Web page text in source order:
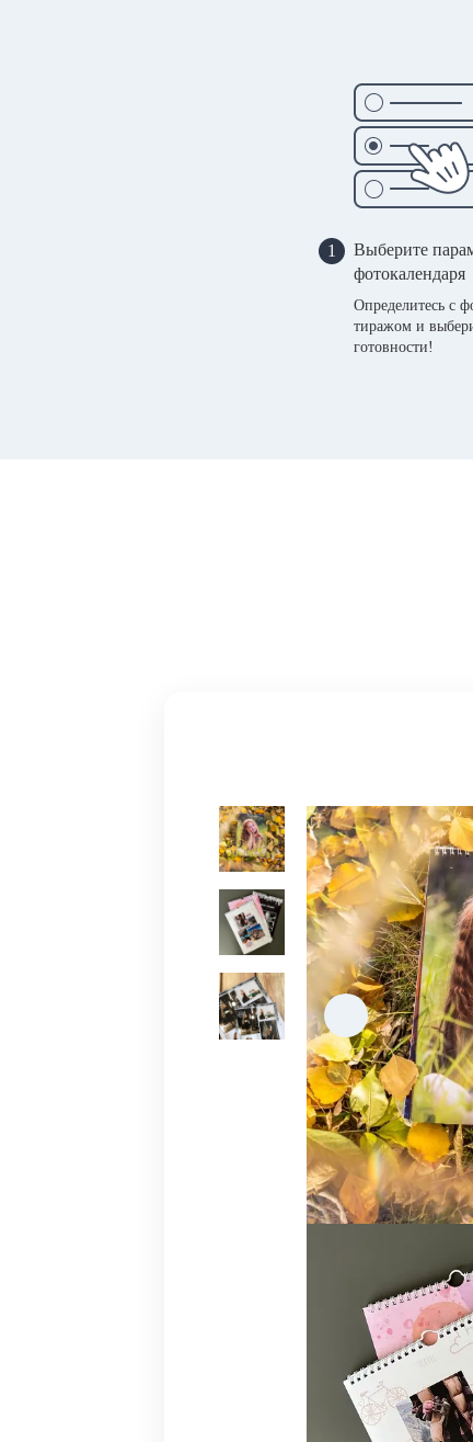
1
Выберите
фотокалендаря
Определитесь с
тиражом и
готовности!